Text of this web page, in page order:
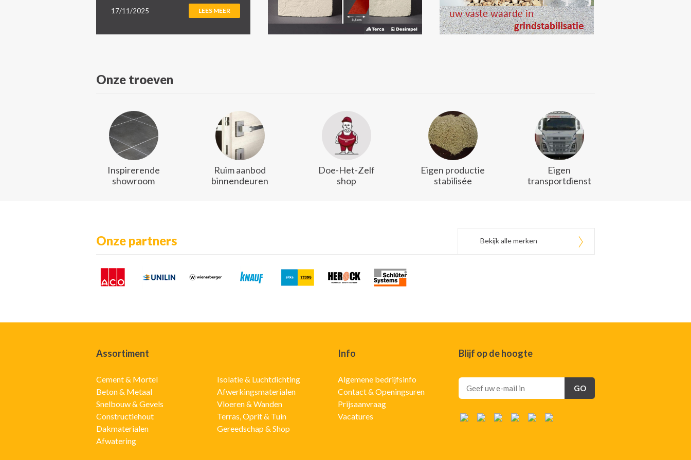
17/11/2025 LEES MEER
Onze troeven
Inspirerende
showroom
Ruim aanbod
binnendeuren
Doe-Het-Zelf
shop
Eigen productie
stabilisée
Eigen
transportdienst
Onze partners Bekijk alle merken
Assortiment
Cement & Mortel
Beton & Metaal
Snelbouw & Gevels
Constructiehout
Dakmaterialen
Afwatering
Isolatie & Luchtdichting
Afwerkingsmaterialen
Vloeren & Wanden
Terras, Oprit & Tuin
Gereedschap & Shop
Info
Algemene bedrijfsinfo
Contact & Openingsuren
Prijsaanvraag
Vacatures
Blijf op de hoogte